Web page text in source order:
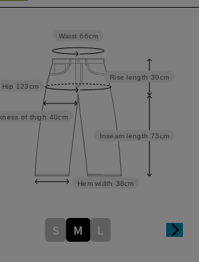
Inseam length 73cm
Rise length 30cm
Hem width 38cm
of thigh 40cm
Hip 123cm
Waist 66cm
S M L